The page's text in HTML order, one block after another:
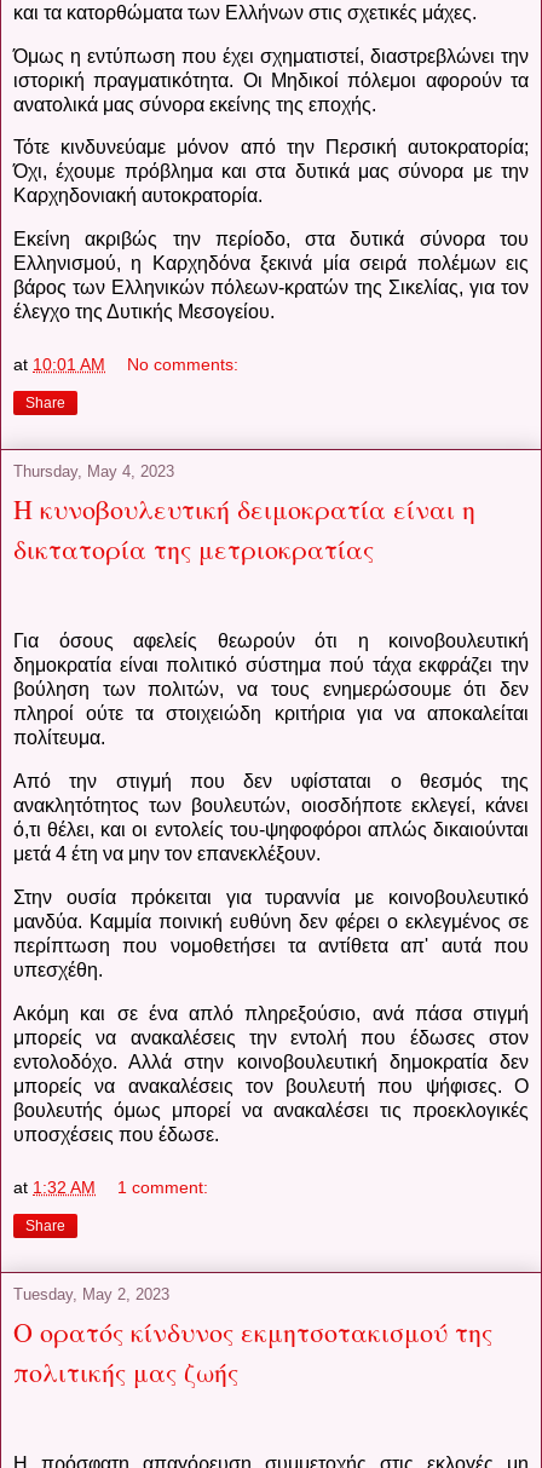
και τα κατορθώματα των Ελλήνων στις σχετικές μάχες.
Όμως η εντύπωση που έχει σχηματιστεί, διαστρεβλώνει την
ιστορική πραγματικότητα. Οι Μηδικοί πόλεμοι αφορούν τα
ανατολικά μας σύνορα εκείνης της εποχής.
Τότε κινδυνεύαμε μόνον από την Περσική αυτοκρατορία;
Όχι, έχουμε πρόβλημα και στα δυτικά μας σύνορα με την
Καρχηδονιακή αυτοκρατορία.
Εκείνη ακριβώς την περίοδο, στα δυτικά σύνορα του
Ελληνισμού, η Καρχηδόνα ξεκινά μία σειρά πολέμων εις
βάρος των Ελληνικών πόλεων-κρατών της Σικελίας, για τον
έλεγχο της Δυτικής Μεσογείου.
at 10:01 AM No comments:
Share
Thursday, May 4, 2023
Η κυνοβουλευτική δειμοκρατία είναι η
δικτατορία της μετριοκρατίας
Για όσους αφελείς θεωρούν ότι η κοινοβουλευτική
δημοκρατία είναι πολιτικό σύστημα πού τάχα εκφράζει την
βούληση των πολιτών, να τους ενημερώσουμε ότι δεν
πληροί ούτε τα στοιχειώδη κριτήρια για να αποκαλείται
πολίτευμα.
Από την στιγμή που δεν υφίσταται ο θεσμός της
ανακλητότητος των βουλευτών, οιοσδήποτε εκλεγεί, κάνει
ό,τι θέλει, και οι εντολείς του-ψηφοφόροι απλώς δικαιούνται
μετά 4 έτη να μην τον επανεκλέξουν.
Στην ουσία πρόκειται για τυραννία με κοινοβουλευτικό
μανδύα. Καμμία ποινική ευθύνη δεν φέρει ο εκλεγμένος σε
περίπτωση που νομοθετήσει τα αντίθετα απ' αυτά που
υπεσχέθη.
Ακόμη και σε ένα απλό πληρεξούσιο, ανά πάσα στιγμή
μπορείς να ανακαλέσεις την εντολή που έδωσες στον
εντολοδόχο. Αλλά στην κοινοβουλευτική δημοκρατία δεν
μπορείς να ανακαλέσεις τον βουλευτή που ψήφισες. Ο
βουλευτής όμως μπορεί να ανακαλέσει τις προεκλογικές
υποσχέσεις που έδωσε.
at 1:32 AM 1 comment:
Share
Tuesday, May 2, 2023
Ο ορατός κίνδυνος εκμητσοτακισμού της
πολιτικής μας ζωής